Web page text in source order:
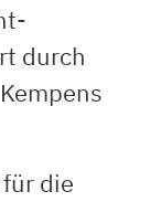
durch
die